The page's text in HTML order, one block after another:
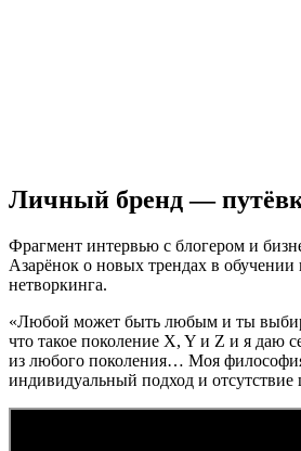
Личный бренд —
Фрагмент интервью с блогером и
Азарёнок о новых трендах в обучении
нетворкинга.
«Любой может быть любым и ты
что такое поколение X, Y и Z и я даю
из любого поколения… Моя философия
индивидуальный подход и